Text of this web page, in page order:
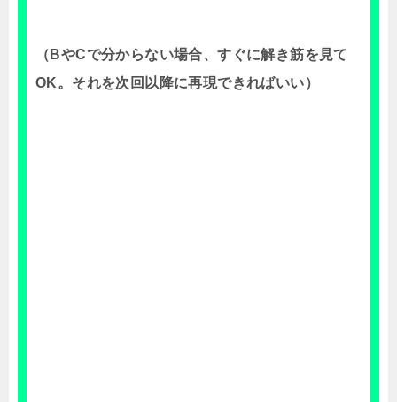
（BやCで分からない場合、すぐに解き筋を見て
OK。それを次回以降に再現できればいい）